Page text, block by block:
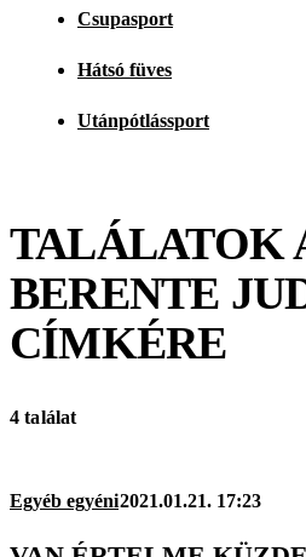
Csupasport
Hátsó füves
Utánpótlássport
TALÁLATOK
BERENTE
CÍMKÉRE
4 találat
Egyéb egyéni2021.01.21. 17:23